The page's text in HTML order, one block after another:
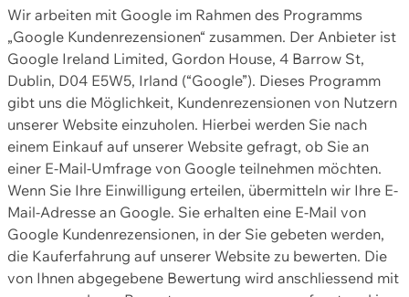
Wir arbeiten mit Google im Rahmen des Programms
„Google Kundenrezensionen“ zusammen. Der Anbieter ist
Google Ireland Limited, Gordon House, 4 Barrow St,
Dublin, D04 E5W5, Irland (“Google”). Dieses Programm
gibt uns die Möglichkeit, Kundenrezensionen von Nutzern
unserer Website einzuholen. Hierbei werden Sie nach
einem Einkauf auf unserer Website gefragt, ob Sie an
einer E-Mail-Umfrage von Google teilnehmen möchten.
Wenn Sie Ihre Einwilligung erteilen, übermitteln wir Ihre E-
Mail-Adresse an Google. Sie erhalten eine E-Mail von
Google Kundenrezensionen, in der Sie gebeten werden,
die Kauferfahrung auf unserer Website zu bewerten. Die
von Ihnen abgegebene Bewertung wird anschliessend mit